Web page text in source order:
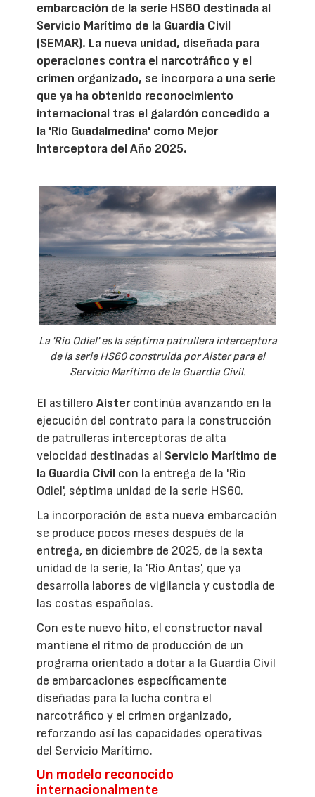
embarcación de la serie HS60 destinada al
Servicio Marítimo de la Guardia Civil
(SEMAR). La nueva unidad, diseñada para
operaciones contra el narcotráfico y el
crimen organizado, se incorpora a una serie
que ya ha obtenido reconocimiento
internacional tras el galardón concedido a
la 'Río Guadalmedina' como Mejor
Interceptora del Año 2025.
La 'Río Odiel' es la séptima patrullera interceptora
de la serie HS60 construida por Aister para el
Servicio Marítimo de la Guardia Civil.
El astilleroAistercontinúa avanzando en la
ejecución del contrato para la construcción
de patrulleras interceptoras de alta
velocidad destinadas al Servicio Marítimo de
la Guardia Civil con la entrega de la 'Río
Odiel', séptima unidad de la serie HS60.
La incorporación de esta nueva embarcación
se produce pocos meses después de la
entrega, en diciembre de 2025, de la sexta
unidad de la serie, la 'Río Antas', que ya
desarrolla labores de vigilancia y custodia de
las costas españolas.
Con este nuevo hito, el constructor naval
mantiene el ritmo de producción de un
programa orientado a dotar a la Guardia Civil
de embarcaciones específicamente
diseñadas para la lucha contra el
narcotráfico y el crimen organizado,
reforzando así las capacidades operativas
del Servicio Marítimo.
Un modelo reconocido
internacionalmente